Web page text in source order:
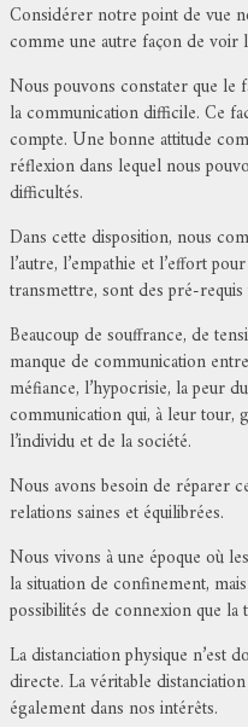
Considérer notre point de vue
comme une autre façon de voir
Nous pouvons constater que le
la communication difficile. Ce
compte. Une bonne attitude
réflexion dans lequel nous
difficultés.
Dans cette disposition, nous
l’autre, l’empathie et l’effort
transmettre, sont des pré-
Beaucoup de souffrance, de
manque de communication
méfiance, l’hypocrisie, la peur
communication qui, à leur tour,
l’individu et de la société.
Nous avons besoin de réparer
relations saines et équilibrées.
Nous vivons à une époque où
la situation de confinement,
possibilités de connexion que
La distanciation physique n’est
directe. La véritable
également dans nos intérêts.